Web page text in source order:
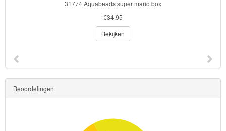
31774 Aquabeads super mario box
€34.95
Bekijken
Beoordelingen